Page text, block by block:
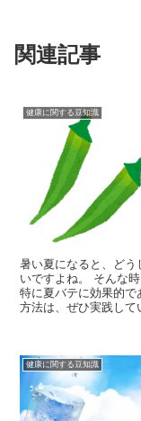
関連記事
健康に関する豆知識
暑い夏になると、ど
いですよね。 そんな
特に夏バテに効果的
方法は、ぜひ実践し
健康に関する豆知識